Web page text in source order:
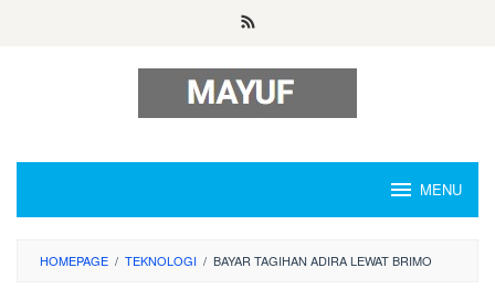
MENU
HOMEPAGE / TEKNOLOGI / BAYAR TAGIHAN ADIRA LEWAT BRIMO